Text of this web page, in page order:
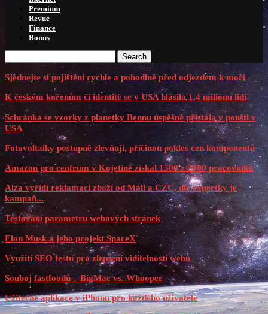
Premium
Revue
Finance
Bonus
Search
Sjednejte si pojištění rychle a pohodlně před odjezdem k moři
K českým kořenům či identitě se v USA hlásilo 1,4 milionu lidí
Schránka se vzorky z planetky Bennu úspěšně přistála v poušti v
USA
Fotovoltaiky postupně zlevňují, příčinou pokles cen komponentů
Amazon pro centrum v Kojetíně získal 1500 z 2000 pracovníků
Alza vyřídí reklamaci zboží od Mall a CZC, dle expertky je
kampaň...
Testování parametru webových stránek
Elon Musk a jeho projekt SpaceX
Využití SEO testu pro zlepšení viditelnosti webu
Souboj fastfoodů – BigMac vs. Whooper
Užitečné aplikace v iPhonu pro každého uživatele